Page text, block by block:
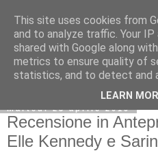
martedì 23 aprile 2019
Recensione in
Elle Kennedy e
This site uses cookies from
and to analyze traffic. Your
shared with Google along
metrics to ensure quality of
statistics, and to detect and
LEARN